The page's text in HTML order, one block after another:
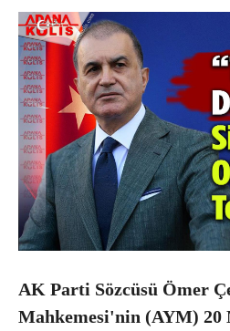
AK Parti Sözcüsü Ömer
Mahkemesi'nin (AYM) 20